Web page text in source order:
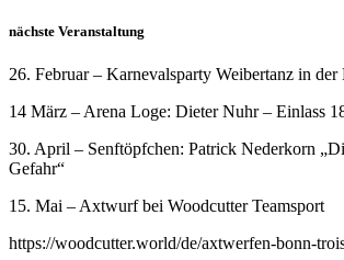
nächste Veranstaltung
26. Februar – Karnevalsparty Weibertanz in
14 März – Arena Loge: Dieter Nuhr – Einlass
30. April – Senftöpfchen: Patrick Nederkorn
Gefahr“
15. Mai – Axtwurf bei Woodcutter Teamsport
https://woodcutter.world/de/axtwerfen-bonn-